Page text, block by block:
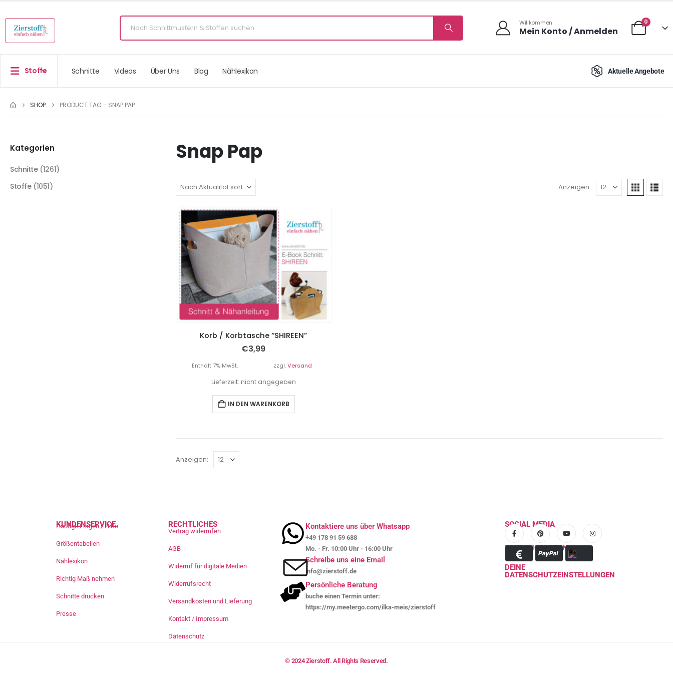
Willkommen
Mein Konto / Anmelden
0
Stoffe Schnitte Videos Über Uns Blog Nählexikon Aktuelle Angebote
SHOP PRODUCT TAG - SNAP PAP
Snap Pap
Anzeigen:
Korb / Korbtasche “SHIREEN”
€3,99
Enthält 7% MwSt. zzgl.Versand
Lieferzeit: nicht angegeben
IN DEN WARENKORB
Anzeigen:
Kategorien
Schnitte (1261)
Stoffe (1051)
KUNDENSERVICE
Häufige Fragen / Hilfe
Größentabellen
Nählexikon
Richtig Maß nehmen
Schnitte drucken
Presse
RECHTLICHES
Vertrag widerrufen
AGB
Widerruf für digitale Medien
Widerrufsrecht
Versandkosten und Lieferung
Kontakt / Impressum
Datenschutz
Kontaktiere uns über Whatsapp
+49 178 91 59 688
Mo. - Fr. 10:00 Uhr - 16:00 Uhr
Schreibe uns eine Email
info@zierstoff.de
Persönliche Beratung
buche einen Termin unter:
https://my.meetergo.com/ilka-meis/zierstoff
SOCIAL MEDIA
ZAHLUNGSARTEN
DEINE
DATENSCHUTZEINSTELLUNGEN
© 2024 Zierstoff. All Rights Reserved.